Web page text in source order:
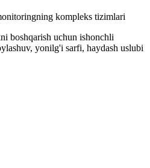
kompleks tizimlari
boshqarish uchun ishonchli
yonilg'i sarfi, haydash uslubi